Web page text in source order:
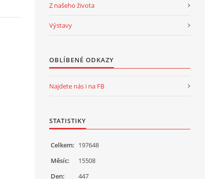
Z našeho života
Výstavy
OBLÍBENÉ ODKAZY
Najdete nás i na FB
STATISTIKY
Celkem: 197648
Měsíc:
15508
Den:
447